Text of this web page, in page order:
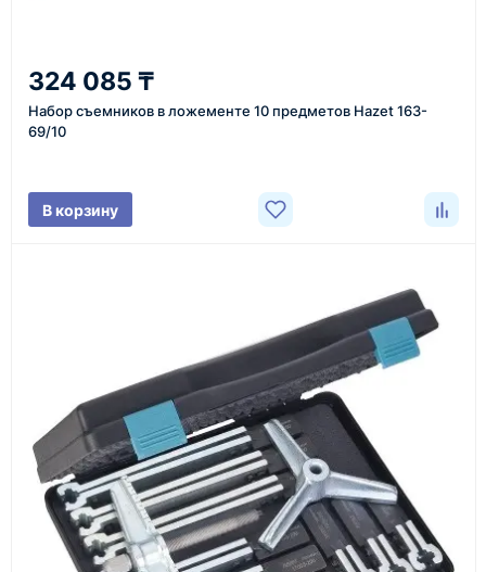
средний срок доставки по большинству поставок
проверка товара перед отправкой клиенту
счёт, договор, накладные и сопроводительные
материалы
Как оформить заказ
1
Заявка
324 085 ₸
Набор съемников в ложементе 10 предметов Hazet 163-
69/10
В корзину